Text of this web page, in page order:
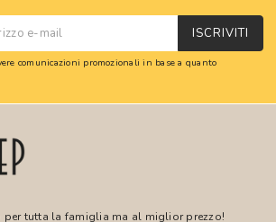
ISCRIVITI
comunicazioni promozionali in base a quanto
per tutta la famiglia ma al miglior prezzo!